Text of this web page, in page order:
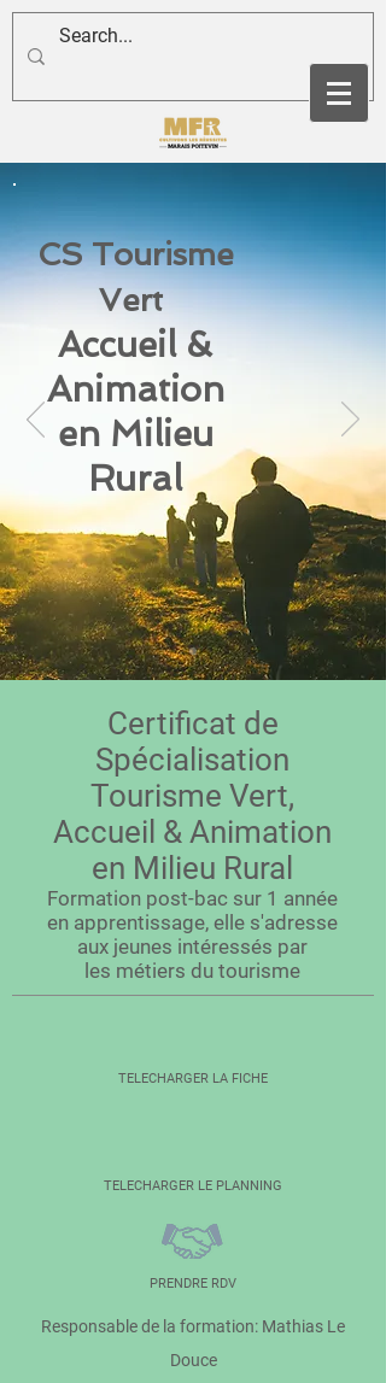
CS Tourisme
Vert
Accueil &
Animation
en Milieu
Rural
Certificat de
Spécialisation
Tourisme Vert,
Accueil & Animation
en Milieu Rural
Formation post-bac sur 1 année
en apprentissage, elle s'adresse
aux jeunes intéressés par
les métiers du tourisme
TELECHARGER LA FICHE
TELECHARGER LE PLANNING
PRENDRE RDV
Responsable de la formation: Mathias Le
Douce